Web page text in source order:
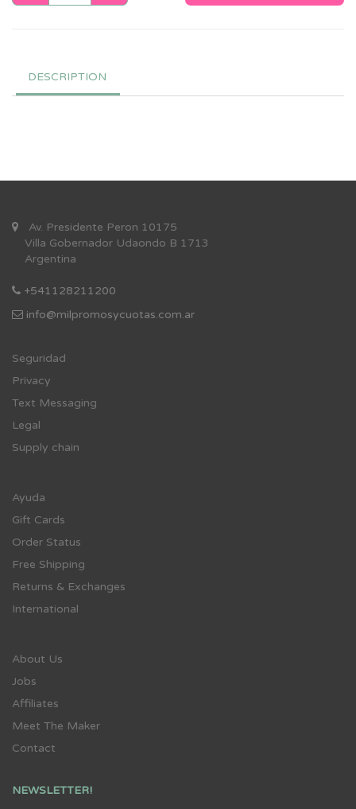
DESCRIPTION
Av. Presidente Peron 10175
Villa Gobernador Udaondo B 1713
Argentina
+541128211200
info@milpromosycuotas.com.ar
Seguridad
Privacy
Text Messaging
Legal
Supply chain
Ayuda
Gift Cards
Order Status
Free Shipping
Returns & Exchanges
International
About Us
Jobs
Affiliates
Meet The Maker
Contact
NEWSLETTER!